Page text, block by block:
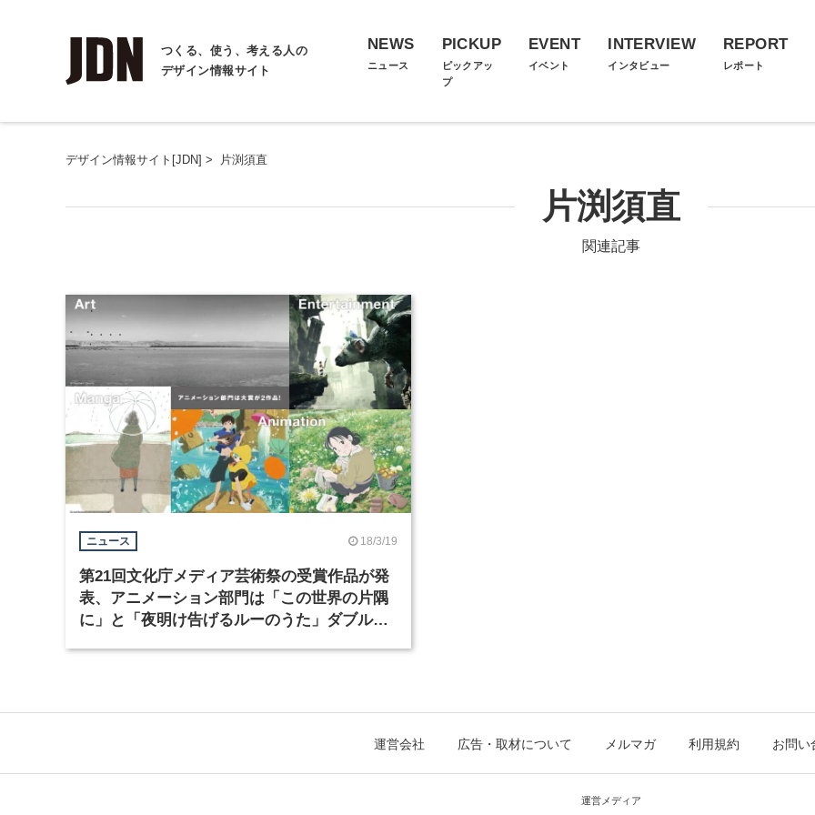
つくる、使う、考える人の
デザイン情報サイト
NEWS
ニュース
PICKUP
ピックアッ
プ
EVENT
イベント
INTERVIEW
インタビュー
REPORT
レポート
デザイン情報サイト[JDN] > 片渕須直
片渕須直
関連記事
ニュース 18/3/19
第21回文化庁メディア芸術祭の受賞作品が発
表、アニメーション部門は「この世界の片隅
に」と「夜明け告げるルーのうた」ダブル受
運営会社 広告・取材について メルマガ 利用規約 お問い
運営メディア